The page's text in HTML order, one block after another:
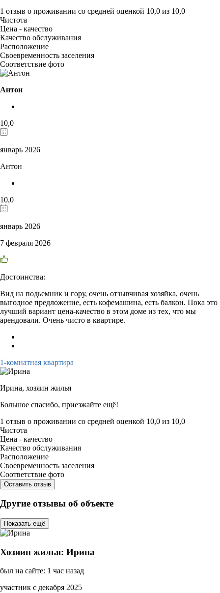
1 отзыв о проживании со средней оценкой 10,0 из 10,0
Чистота
Цена - качество
Качество обслуживания
Расположение
Своевременность заселения
Соответствие фото
Антон
10,0
январь 2026
Антон
10,0
январь 2026
7 февраля 2026
Достоинства:
Вид на подьемник и гору, очень отзывчивая хозяйка, очень
выгодное предложение, есть кофемашина, есть балкон. Пока это
лучший вариант цена-качество в этом доме из тех, что мы
арендовали. Очень чисто в квартире.
1-комнатная квартира
Ирина, хозяин жилья
Большое спасибо, приезжайте ещё!
1 отзыв о проживании со средней оценкой 10,0 из 10,0
Чистота
Цена - качество
Качество обслуживания
Расположение
Своевременность заселения
Соответствие фото
Оставить отзыв
Другие отзывы об объекте
Показать ещё
Хозяин жилья: Ирина
был на сайте: 1 час назад
участник с декабря 2025